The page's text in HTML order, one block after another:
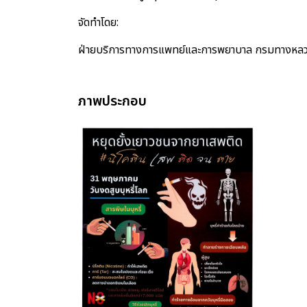
จัดทำโดย:
ฝ่ายบริการทางการแพทย์และการพยาบาล กรมทางหล
ภาพประกอบ